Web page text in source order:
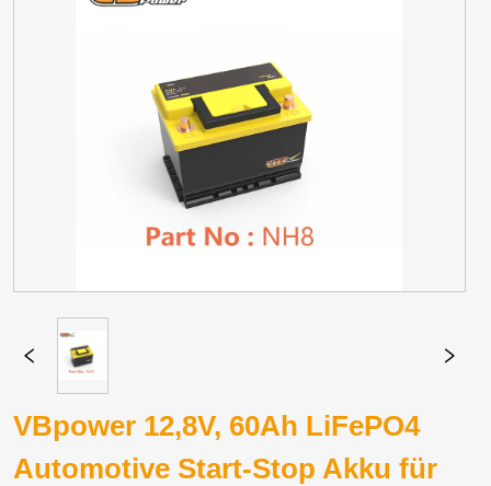
VBpower 12,8V, 60Ah LiFePO4
Automotive Start-Stop Akku für